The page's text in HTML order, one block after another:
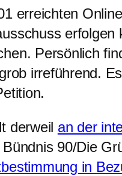
erreichten
Persönlich
irreführend.
derweil an der
90/Die
in